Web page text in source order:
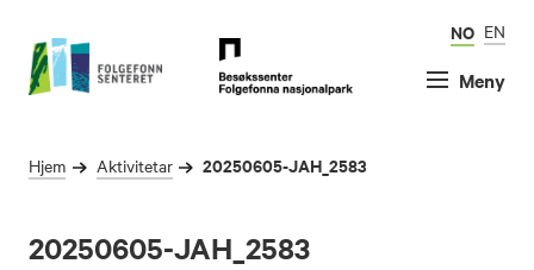
NO EN
Meny
Hjem Aktivitetar 20250605-JAH_2583
20250605-JAH_2583